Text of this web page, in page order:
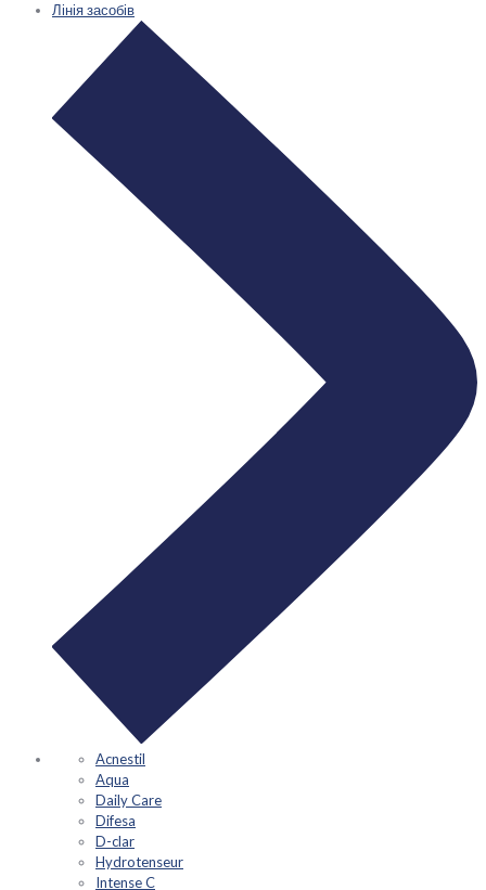
Лінія засобів
Acnestil
Aqua
Daily Care
Difesa
D-clar
Hydrotenseur
Intense C